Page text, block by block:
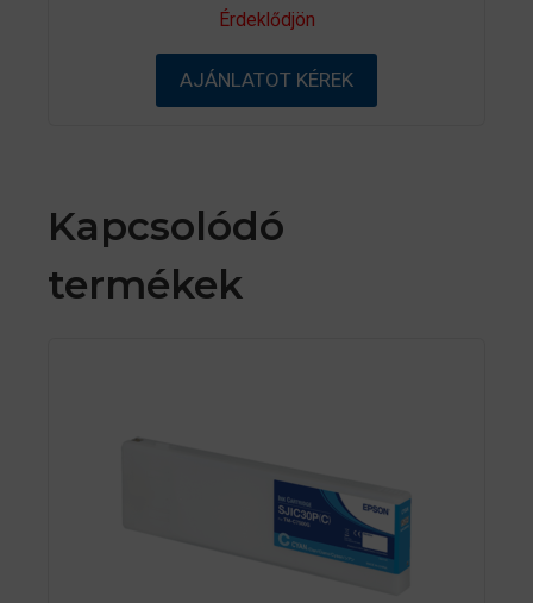
0
a
-
ő
Érdeklődjön
AJÁNLATOT KÉREK
Kapcsolódó
termékek